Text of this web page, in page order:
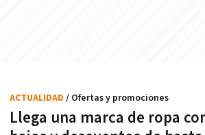
Llega una marca de ropa
ACTUALIDAD / Ofertas y promociones